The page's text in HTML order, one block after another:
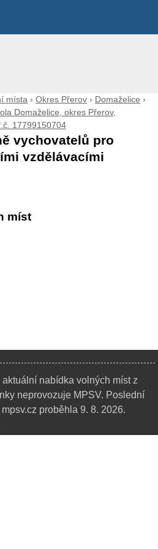
místa › Okres Přerov › Domaželice ›
Domaželice, okres Přerov,
17799150704
vychovatelů pro
vzdělávacími
míst
nabídka volných míst z
neprovozuje MPSV. Poslední
proběhla 9. 8. 2026.